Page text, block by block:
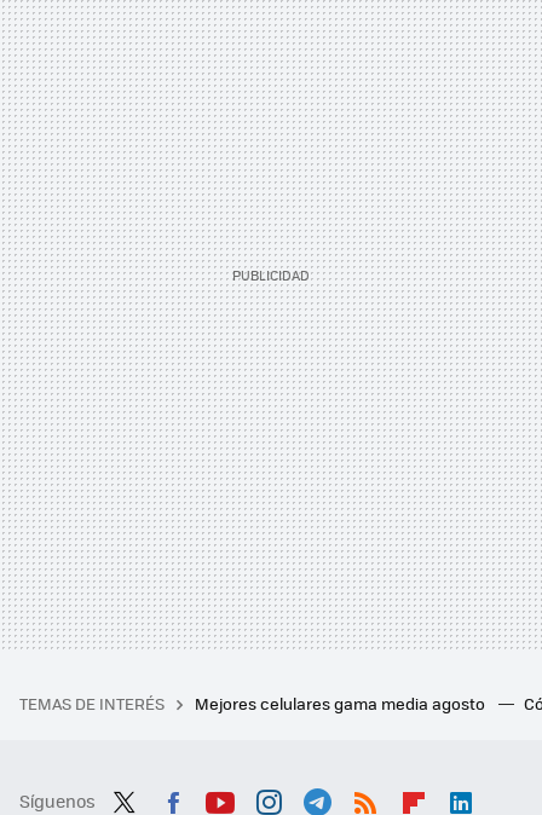
TEMAS DE INTERÉS Mejores celulares gama media agosto
Síguenos